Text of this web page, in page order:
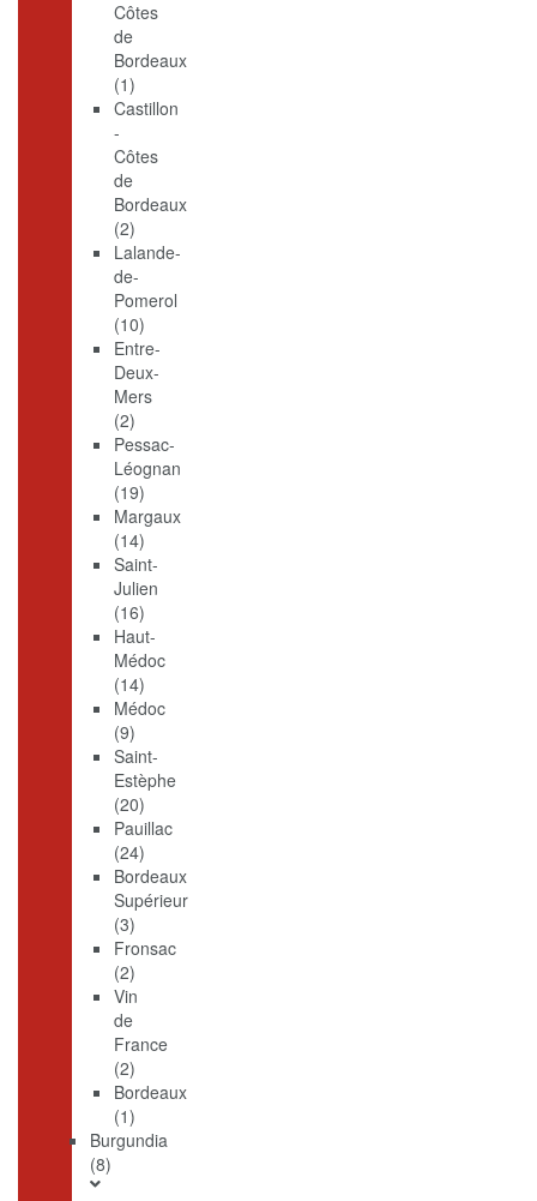
Côtes
de
Bordeaux
(1)
Castillon
-
Côtes
de
Bordeaux
(2)
Lalande-
de-
Pomerol
(10)
Entre-
Deux-
Mers
(2)
Pessac-
Léognan
(19)
Margaux
(14)
Saint-
Julien
(16)
Haut-
Médoc
(14)
Médoc
(9)
Saint-
Estèphe
(20)
Pauillac
(24)
Bordeaux
Supérieur
(3)
Fronsac
(2)
Vin
de
France
(2)
Bordeaux
(1)
Burgundia
(8)